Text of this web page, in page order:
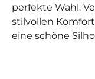
perfekte Wahl.
stilvollen
eine schöne